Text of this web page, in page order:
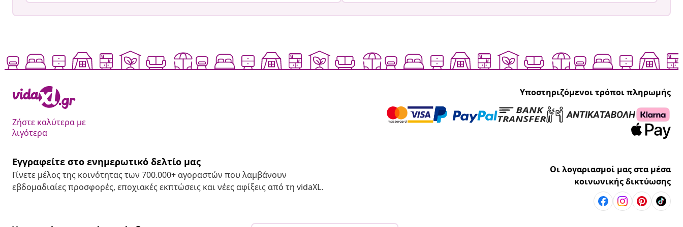
Ζήστε καλύτερα με
λιγότερα
Υποστηριζόμενοι τρόποι πληρωμής
Εγγραφείτε στο ενημερωτικό δελτίο μας
Γίνετε μέλος της κοινότητας των 700.000+ αγοραστών που λαμβάνουν
εβδομαδιαίες προσφορές, εποχιακές εκπτώσεις και νέες αφίξεις από τη vidaXL.
Οι λογαριασμοί μας στα μέσα
κοινωνικής δικτύωσης